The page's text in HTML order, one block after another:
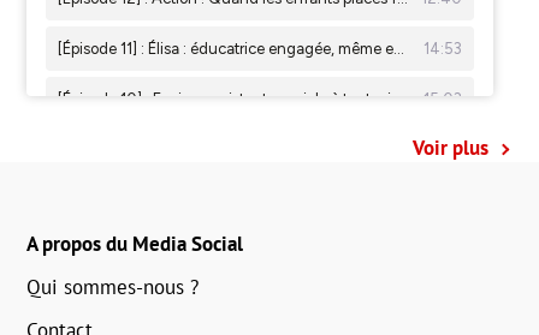
Voir plus
A propos du Media Social
Qui sommes-nous ?